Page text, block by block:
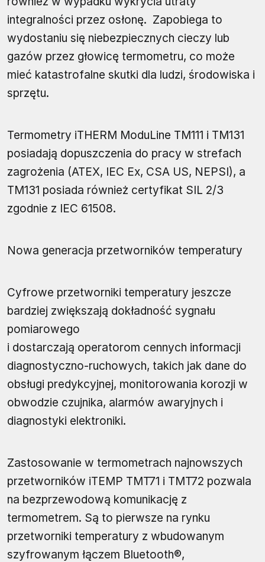
integralności przez osłonę. Zapobiega to
wydostaniu się niebezpiecznych cieczy lub
gazów przez głowicę termometru, co może
mieć katastrofalne skutki dla ludzi, środowiska i
sprzętu.
Termometry iTHERM ModuLine TM111 i TM131
posiadają dopuszczenia do pracy w strefach
zagrożenia (ATEX, IEC Ex, CSA US, NEPSI), a
TM131 posiada również certyfikat SIL 2/3
zgodnie z IEC 61508.
Nowa generacja przetworników temperatury
Cyfrowe przetworniki temperatury jeszcze
bardziej zwiększają dokładność sygnału
pomiarowego
i dostarczają operatorom cennych informacji
diagnostyczno-ruchowych, takich jak dane do
obsługi predykcyjnej, monitorowania korozji w
obwodzie czujnika, alarmów awaryjnych i
diagnostyki elektroniki.
Zastosowanie w termometrach najnowszych
przetworników iTEMP TMT71 i TMT72 pozwala
na bezprzewodową komunikację z
termometrem. Są to pierwsze na rynku
przetworniki temperatury z wbudowanym
szyfrowanym łączem Bluetooth®,